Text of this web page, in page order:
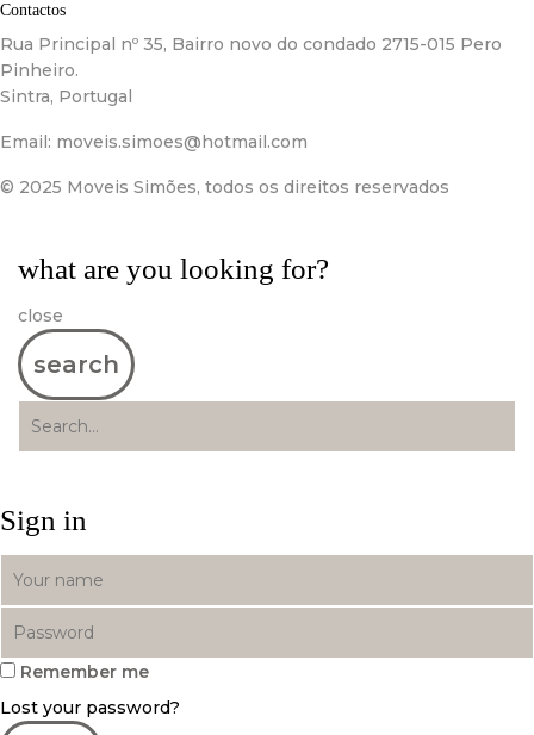
Contactos
Rua Principal nº 35, Bairro novo do condado 2715-015 Pero
Pinheiro.
Sintra, Portugal
Email: moveis.simoes@hotmail.com
© 2025 Moveis Simões, todos os direitos reservados
what are you looking for?
close
search
Sign in
Remember me
Lost your password?